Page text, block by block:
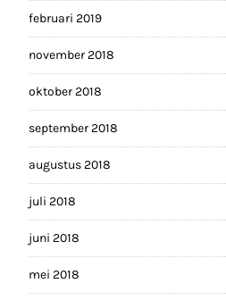
februari 2019
november 2018
oktober 2018
september 2018
augustus 2018
juli 2018
juni 2018
mei 2018